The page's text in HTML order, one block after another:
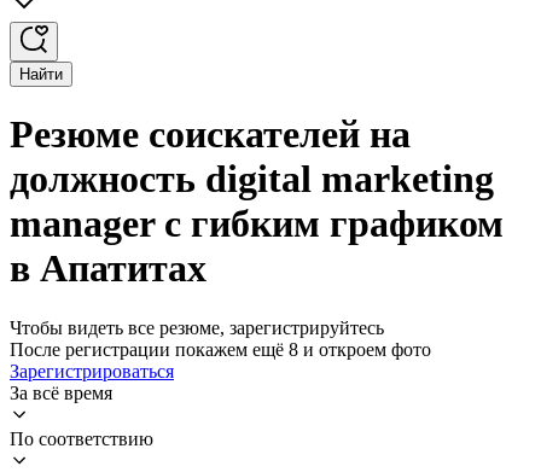
Найти
Резюме соискателей на
должность digital marketing
manager с гибким графиком
в Апатитах
Чтобы видеть все резюме, зарегистрируйтесь
После регистрации покажем ещё 8 и откроем фото
Зарегистрироваться
За всё время
По соответствию